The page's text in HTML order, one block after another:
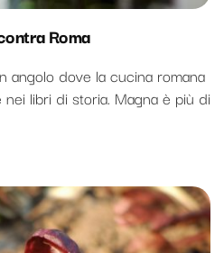
Roma
angolo dove la cucina romana
libri di storia. Magna è più di